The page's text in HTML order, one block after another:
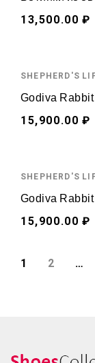
13,500.00 ₽
SHEPHERD'S
Godiva Rabbit
15,900.00 ₽
SHEPHERD'S
Godiva
15,900.00 ₽
1 2 …